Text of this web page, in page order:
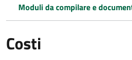
Moduli da compilare e
Costi